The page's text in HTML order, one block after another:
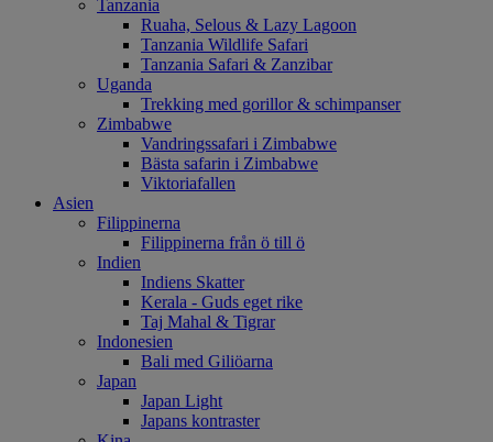
Tanzania
Ruaha, Selous & Lazy Lagoon
Tanzania Wildlife Safari
Tanzania Safari & Zanzibar
Uganda
Trekking med gorillor & schimpanser
Zimbabwe
Vandringssafari i Zimbabwe
Bästa safarin i Zimbabwe
Viktoriafallen
Asien
Filippinerna
Filippinerna från ö till ö
Indien
Indiens Skatter
Kerala - Guds eget rike
Taj Mahal & Tigrar
Indonesien
Bali med Giliöarna
Japan
Japan Light
Japans kontraster